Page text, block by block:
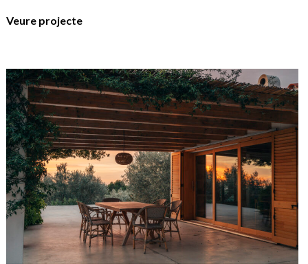
Veure projecte